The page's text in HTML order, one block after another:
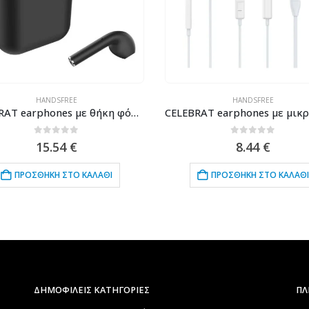
HANDSFREE
CELEBRAT earphones με θήκη φόρτισης W10, True Wireless, 30/300mAh, μαύρα
15.54 €
ΠΡΟΣΘΉΚΗ ΣΤΟ ΚΑΛΆΘΙ
HANDSFREE
8.44 €
ΠΡΟΣΘΉΚΗ ΣΤΟ ΚΑΛΆΘΙ
ΔΗΜΟΦΙΛΕΙΣ ΚΑΤΗΓΟΡΙΕΣ